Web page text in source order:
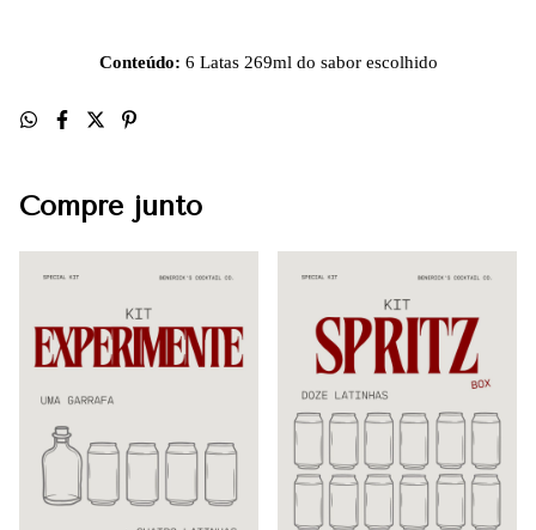
Conteúdo: 6 Latas 269ml do sabor escolhido
Compre junto